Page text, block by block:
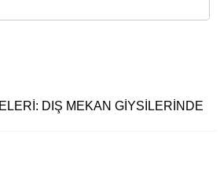
DIŞ MEKAN GIYSILERINDE